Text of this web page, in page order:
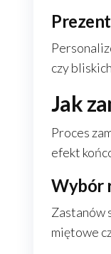
czy
Jak
Proces
efekt
Wybór
Zastanów
miętowe